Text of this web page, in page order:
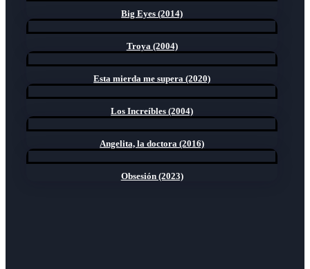
Big Eyes (2014)
Troya (2004)
Esta mierda me supera (2020)
Los Increíbles (2004)
Angelita, la doctora (2016)
Obsesión (2023)